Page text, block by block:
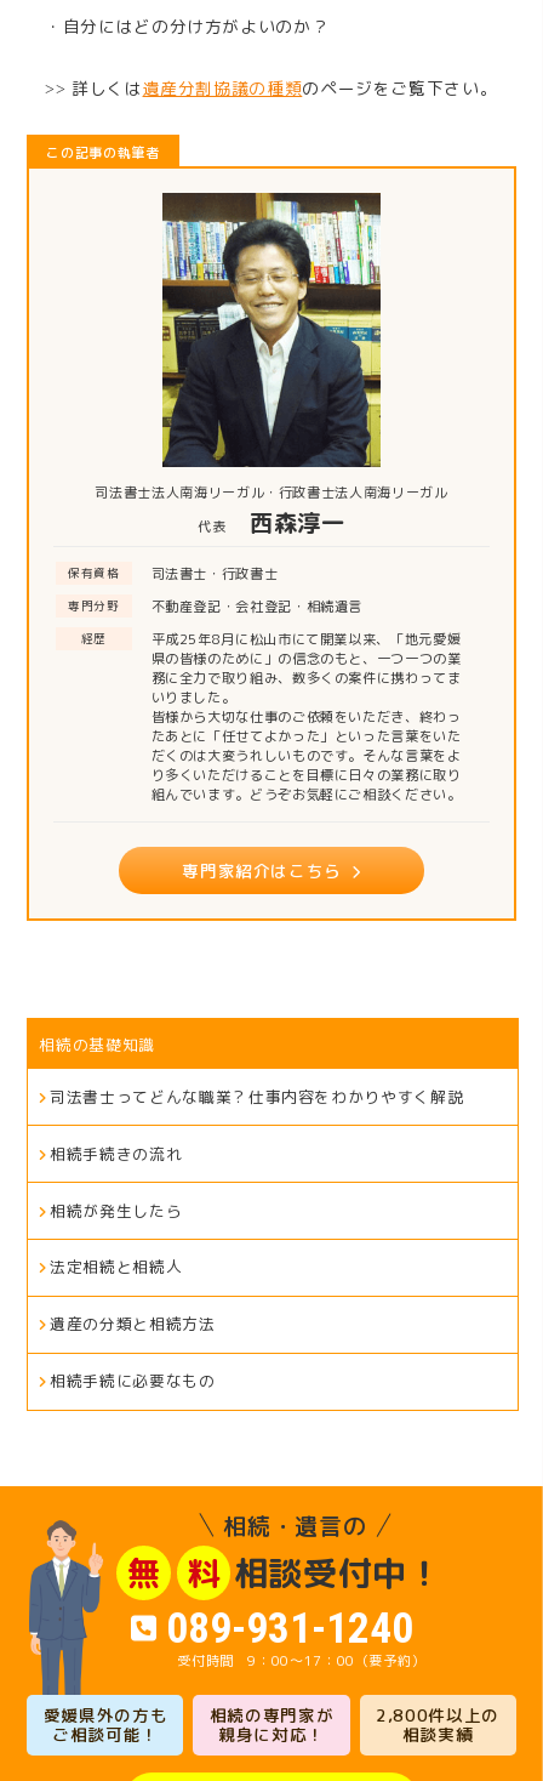
・自分にはどの分け方がよいのか？
>> 詳しくは遺産分割協議の種類のページをご覧下さい。
この記事の執筆者
司法書士法人南海リーガル・行政書士法人南海リーガル
代表
西森淳一
保有資格 司法書士・行政書士
専門分野 不動産登記・会社登記・相続遺言
経歴
平成25年8月に松山市にて開業以来、「地元愛媛
県の皆様のために」の信念のもと、一つ一つの業
務に全力で取り組み、数多くの案件に携わってま
いりました。
皆様から大切な仕事のご依頼をいただき、終わっ
たあとに「任せてよかった」といった言葉をいた
だくのは大変うれしいものです。そんな言葉をよ
り多くいただけることを目標に日々の業務に取り
組んでいます。どうぞお気軽にご相談ください。
専門家紹介はこちら
相続の基礎知識
司法書士ってどんな職業？仕事内容をわかりやすく解説
相続手続きの流れ
相続が発生したら
法定相続と相続人
遺産の分類と相続方法
相続手続に必要なもの
相続・遺言の
無 料 相談受付中！
089-931-1240
9：00～17：00（要予約）
愛媛県外の方も
ご相談可能！
相続の専門家が
親身に対応！
2,800件以上の
相談実績